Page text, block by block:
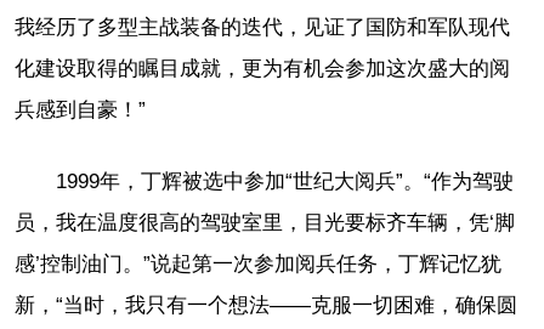
我经历了多型主战装备的迭代，见证了国防和军队现代
化建设取得的瞩目成就，更为有机会参加这次盛大的阅
兵感到自豪！”
1999年，丁辉被选中参加“世纪大阅兵”。“作为驾驶
员，我在温度很高的驾驶室里，目光要标齐车辆，凭‘脚
感’控制油门。”说起第一次参加阅兵任务，丁辉记忆犹
新，“当时，我只有一个想法——克服一切困难，确保圆